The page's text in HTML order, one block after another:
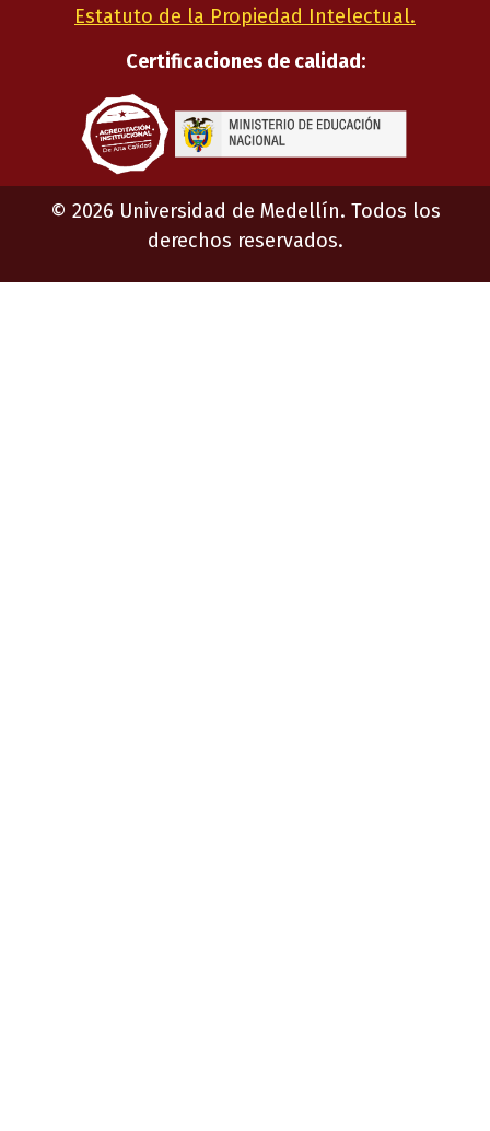
Estatuto de la Propiedad Intelectual.
Certificaciones de calidad:
© 2026 Universidad de Medellín. Todos los
derechos reservados.